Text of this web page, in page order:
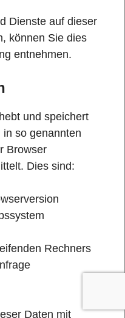
Dienste auf dieser
können Sie dies
entnehmen.
und speichert
so genannten
Browser
Dies sind:
Rechners
Daten mit